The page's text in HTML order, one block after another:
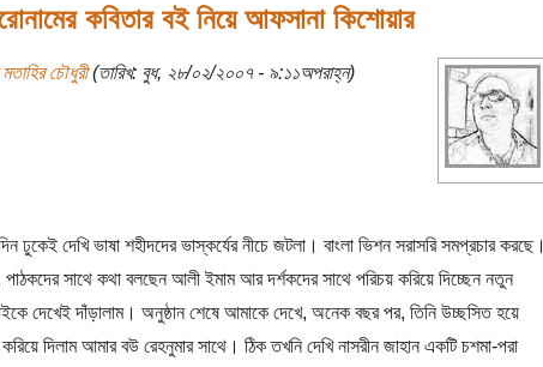
কবিতার বই নিয়ে আফসানা কিশোয়ার
চৌধুরী(তারিখ: বুধ, ২৮/০২/২০০৭ - ৯:১১অপরাহ্ন)
ঢুকেই দেখি ভাষা শহীদদের ভাস্কর্যের নীচে জটলা। বাংলা ভিশন সরাসরি সমপ্রচার করছে।
সাথে কথা বলছেন আলী ইমাম আর দর্শকদের সাথে পরিচয় করিয়ে দিচ্ছেন নতুন
দেখেই দাঁড়ালাম। অনুষ্ঠান শেষে আমাকে দেখে, অনেক বছর পর, তিনি উচ্ছসিত হয়ে
দিলাম আমার বউ রেহনুমার সাথে। ঠিক তখনি দেখি নাসরীন জাহান একটি চশমা-পরা